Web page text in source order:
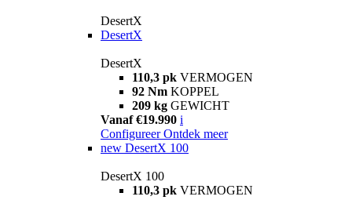
DesertX
DesertX
DesertX
110,3 pk VERMOGEN
92 Nm KOPPEL
209 kg GEWICHT
Vanaf €19.990 i
Configureer Ontdek meer
new DesertX 100
DesertX 100
110,3 pk VERMOGEN